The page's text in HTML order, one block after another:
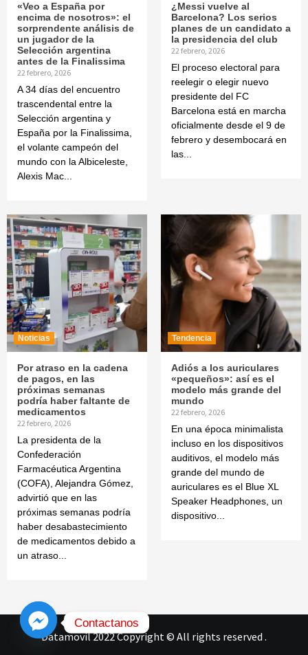
«Veo a España por
encima de nosotros»: el
sorprendente análisis de
un jugador de la
Selección argentina
antes de la Finalissima
22 febrero, 2026
A 34 días del encuentro
trascendental entre la
Selección argentina y
España por la Finalissima,
el volante campeón del
mundo con la Albiceleste,
Alexis Mac...
¿Messi vuelve al
Barcelona? Los serios
planes de un candidato a
la presidencia del club
22 febrero, 2026
El proceso electoral para
reelegir o elegir nuevo
presidente del FC
Barcelona está en marcha
oficialmente desde el 9 de
febrero y desembocará en
las...
Noticias
Por atraso en la cadena
de pagos, en las
próximas semanas
podría haber faltante de
medicamentos
22 febrero, 2026
La presidenta de la
Confederación
Farmacéutica Argentina
(COFA), Alejandra Gómez,
advirtió que en las
próximas semanas podría
haber desabastecimiento
de medicamentos debido a
un atraso...
Tendencia
Adiós a los auriculares
«pequeños»: así es el
modelo más grande del
mundo
22 febrero, 2026
En una época minimalista
incluso en los dispositivos
auditivos, el modelo más
grande del mundo de
auriculares es el Blue XL
Speaker Headphones, un
dispositivo...
Datamovil 2022 Copyright © All rights reserved .
Contactanos